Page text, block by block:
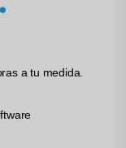
a tu medida.